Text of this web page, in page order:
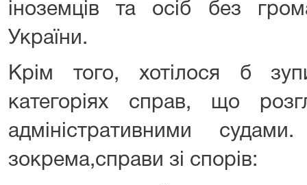
іноземців та осіб без
України.
Крім того, хотілося б
категоріях справ, що
адміністративними
зокрема,справи зі спорів: